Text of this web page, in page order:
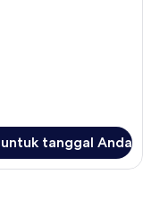
tanggal Anda